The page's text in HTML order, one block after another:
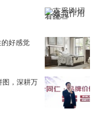
好感觉
图，深耕万